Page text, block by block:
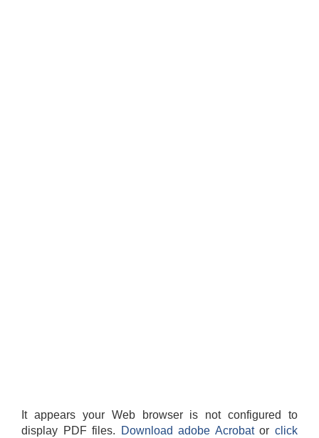
It appears your Web browser is not configured to
display PDF files.
Download adobe Acrobatorclick